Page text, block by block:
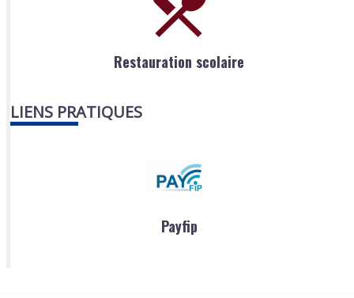
Restauration scolaire
LIENS PRATIQUES
Payfip